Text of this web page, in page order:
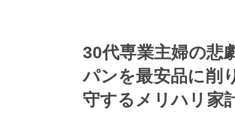
30代専業主婦の
パンを最安品に削
守するメリハリ家